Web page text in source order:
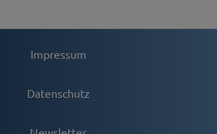
Impressum
Datenschutz